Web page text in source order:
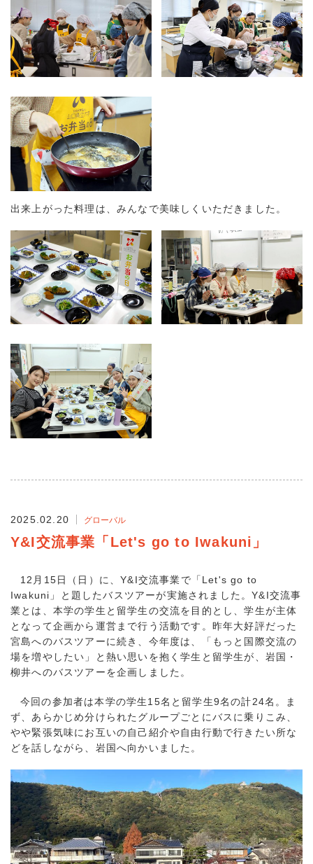
出来上がった料理は、みんなで美味しくいただきました。
2025.02.20 グローバル
Y&I交流事業「Let's go to Iwakuni」
12月15日（日）に、Y&I交流事業で「Let's go to
Iwakuni」と題したバスツアーが実施されました。Y&I交流事
業とは、本学の学生と留学生の交流を目的とし、学生が主体
となって企画から運営まで行う活動です。昨年大好評だった
宮島へのバスツアーに続き、今年度は、「もっと国際交流の
場を増やしたい」と熱い思いを抱く学生と留学生が、岩国・
柳井へのバスツアーを企画しました。
今回の参加者は本学の学生15名と留学生9名の計24名。ま
ず、あらかじめ分けられたグループごとにバスに乗りこみ、
やや緊張気味にお互いの自己紹介や自由行動で行きたい所な
どを話しながら、岩国へ向かいました。